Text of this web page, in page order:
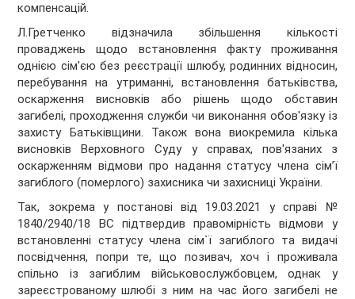
компенсацій.
Л.Гретченко відзначила збільшення кількості
проваджень щодо встановлення факту проживання
однією сім'єю без реєстрації шлюбу, родинних відносин,
перебування на утриманні, встановлення батьківства,
оскарження висновків або рішень щодо обставин
загибелі, проходження служби чи виконання обов'язку із
захисту Батьківщини. Також вона виокремила кілька
висновків Верховного Суду у справах, пов'язаних з
оскарженням відмови про надання статусу члена сім’ї
загиблого (померлого) захисника чи захисниці України.
Так, зокрема у постанові від 19.03.2021 у справі №
1840/2940/18 ВС підтвердив правомірність відмови у
встановленні статусу члена сім`ї загиблого та видачі
посвідчення, попри те, що позивач, хоч і проживала
спільно із загиблим військовослужбовцем, однак у
зареєстрованому шлюбі з ним на час його загибелі не